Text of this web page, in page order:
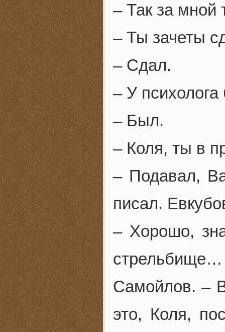
– Так за мной
– Ты зачеты
– Сдал.
– У
– Был.
– Коля, ты в
– Подавал,
писал.
– Хорошо,
Самойлов. –
это, Коля,